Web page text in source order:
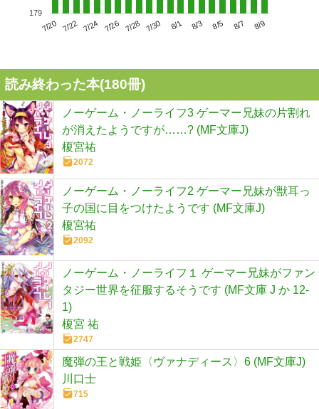
7/20 7/22 7/24 7/26 7/28 7/30 8/1 8/3 8/5 8/7 8/9
179
読み終わった本(180冊)
ノーゲーム・ノーライフ3 ゲーマー兄妹の片割れ
が消えたようですが……? (MF文庫J)
榎宮祐
2072
ノーゲーム・ノーライフ2 ゲーマー兄妹が獣耳っ
子の国に目をつけたようです (MF文庫J)
榎宮祐
2092
ノーゲーム・ノーライフ１ ゲーマー兄妹がファン
タジー世界を征服するそうです (MF文庫 J か 12-
1)
榎宮 祐
2747
魔弾の王と戦姫〈ヴァナディース〉6 (MF文庫J)
川口士
715